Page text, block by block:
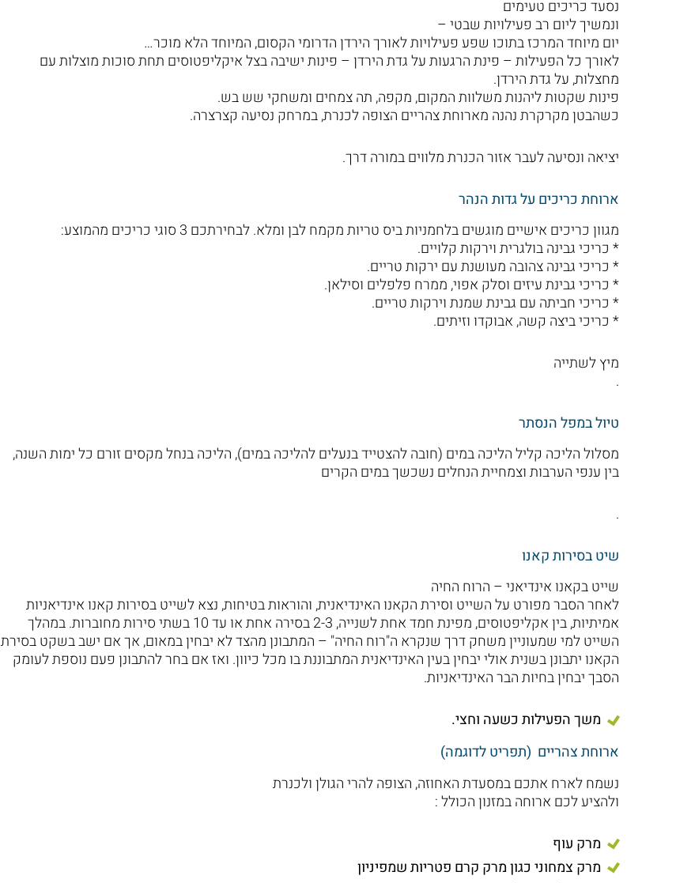
נסעד כריכים טעימים
ונמשיך ליום רב פעילויות שבטי –
יום מיוחד המרכז בתוכו שפע פעילויות לאורך הירדן הדרומי הקסום, המיוחד הלא מוכר…
לאורך כל הפעילות – פינת הרגעות על גדת הירדן – פינות ישיבה בצל איקליפטוסים תחת סוכות מוצלות עם
מחצלות, על גדת הירדן.
פינות שקטות ליהנות משלוות המקום, מקפה, תה צמחים ומשחקי שש בש.
כשהבטן מקרקרת נהנה מארוחת צהריים הצופה לכנרת, במרחק נסיעה קצרצרה.
יציאה ונסיעה לעבר אזור הכנרת מלווים במורה דרך.
ארוחת כריכים על גדות הנהר
מגוון כריכים אישיים מוגשים בלחמניות ביס טריות מקמח לבן ומלא. לבחירתכם 3 סוגי כריכים מהמוצע:
* כריכי גבינה בולגרית וירקות קלויים.
* כריכי גבינה צהובה מעושנת עם ירקות טריים.
* כריכי גבינת עיזים וסלק אפוי, ממרח פלפלים וסילאן.
* כריכי חביתה עם גבינת שמנת וירקות טריים.
* כריכי ביצה קשה, אבוקדו וזיתים.
מיץ לשתייה
.
טיול במפל הנסתר
מסלול הליכה קליל הליכה במים (חובה להצטייד בנעלים להליכה במים), הליכה בנחל מקסים זורם כל ימות השנה,
בין ענפי הערבות וצמחיית הנחלים נשכשך במים הקרים
.
שיט בסירות קאנו
שייט בקאנו אינדיאני – הרוח החיה
לאחר הסבר מפורט על השייט וסירת הקאנו האינדיאנית, והוראות בטיחות, נצא לשייט בסירות קאנו אינדיאניות
אמיתיות, בין אקליפטוסים, מפינת חמד אחת לשנייה, 2-3 בסירה אחת או עד 10 בשתי סירות מחוברות. במהלך
השייט למי שמעוניין משחק דרך שנקרא ה"רוח החיה" – המתבונן מהצד לא יבחין במאום, אך אם ישב בשקט בסירת
הקאנו יתבונן בשנית אולי יבחין בעין האינדיאנית המתבוננת בו מכל כיוון. ואז אם בחר להתבונן פעם נוספת לעומק
הסבך יבחין בחיות הבר האינדיאניות.
משך הפעילות כשעה וחצי.
ארוחת צהריים (תפריט לדוגמה)
נשמח לארח אתכם במסעדת האחוזה, הצופה להרי הגולן ולכנרת
ולהציע לכם ארוחה במזנון הכולל :
מרק עוף
מרק צמחוני כגון מרק קרם פטריות שמפיניון